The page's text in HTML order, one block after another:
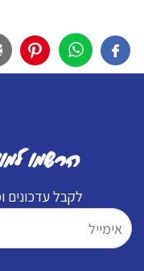
הרשמו
לקבל עדכונים